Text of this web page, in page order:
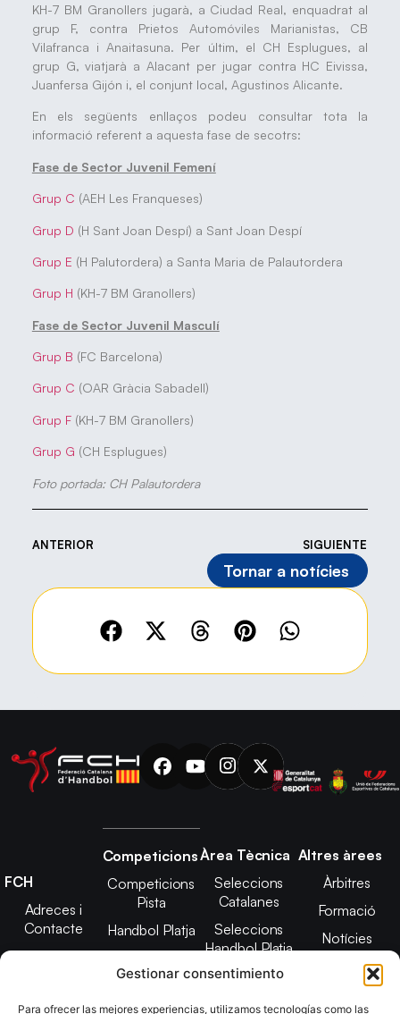
Gestionar consentimiento
Para ofrecer las mejores experiencias, utilizamos tecnologías como las
KH-7 BM Granollers jugarà, a Ciudad Real, enquadrat al
grup F, contra Prietos Automóviles Marianistas, CB
Vilafranca i Anaitasuna. Per últim, el CH Esplugues, al
grup G, viatjarà a Alacant per jugar contra HC Eivissa,
Juanfersa Gijón i, el conjunt local, Agustinos Alicante.
En els següents enllaços podeu consultar tota la
informació referent a aquesta fase de secotrs:
Fase de Sector Juvenil Femení
Grup C (AEH Les Franqueses)
Grup D (H Sant Joan Despí) a Sant Joan Despí
Grup E (H Palutordera) a Santa Maria de Palautordera
Grup H (KH-7 BM Granollers)
Fase de Sector Juvenil Masculí
Grup B (FC Barcelona)
Grup C (OAR Gràcia Sabadell)
Grup F(KH-7 BM Granollers)
Grup G (CH Esplugues)
Foto portada: CH Palautordera
ANTERIOR SIGUIENTE
Tornar a notícies
FCH
Adreces i
Contacte
Junta Directiva
2025
Competicions
Competicions
Pista
Handbol Platja
Àrea Tècnica
Seleccions
Catalanes
Seleccions
Handbol Platja
Tecnificació
Altres àrees
Àrbitres
Formació
Notícies
Adreces de
contacte